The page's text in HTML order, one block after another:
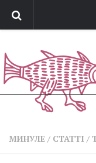
Обратная связь
Поддержать сайт
Зараз
МИНУЛЕ / СТАТТІ /